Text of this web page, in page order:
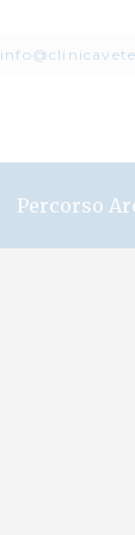
Percorso